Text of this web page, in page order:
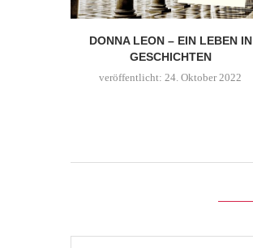
DONNA LEON – EIN LEBEN IN
GESCHICHTEN
veröffentlicht: 24. Oktober 2022